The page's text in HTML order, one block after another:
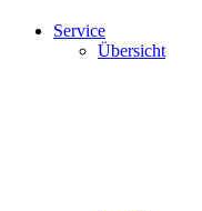
Service
Übersicht